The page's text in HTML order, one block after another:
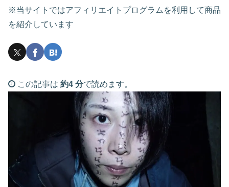
※当サイトではアフィリエイトプログラムを利用して商品
を紹介しています
この記事は 約4 分で読めます。